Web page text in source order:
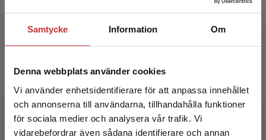
Samtycke Information Om
Denna webbplats använder cookies
Vi använder enhetsidentifierare för att anpassa innehållet
och annonserna till användarna, tillhandahålla funktioner
för sociala medier och analysera vår trafik. Vi
vidarebefordrar även sådana identifierare och annan
Begränsad fraktregion
Implementering
376 krinkl. moms
Exkl. moms: 355 kr